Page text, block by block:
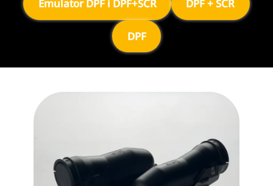
Emulator DPF i DPF+SCR DPF + SCR
DPF